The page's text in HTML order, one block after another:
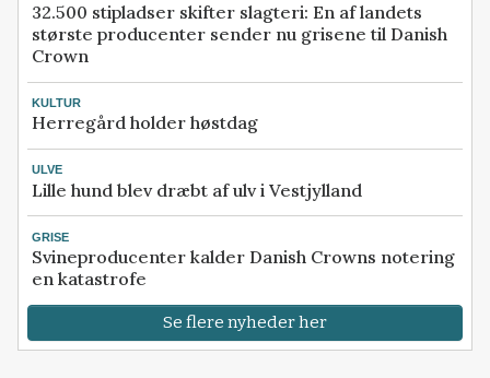
32.500 stipladser skifter slagteri: En af landets
største producenter sender nu grisene til Danish
Crown
KULTUR
Herregård holder høstdag
ULVE
Lille hund blev dræbt af ulv i Vestjylland
GRISE
Svineproducenter kalder Danish Crowns notering
en katastrofe
Se flere nyheder her